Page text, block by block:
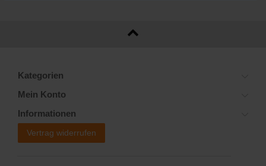
Kategorien
Mein Konto
Informationen
Vertrag widerrufen